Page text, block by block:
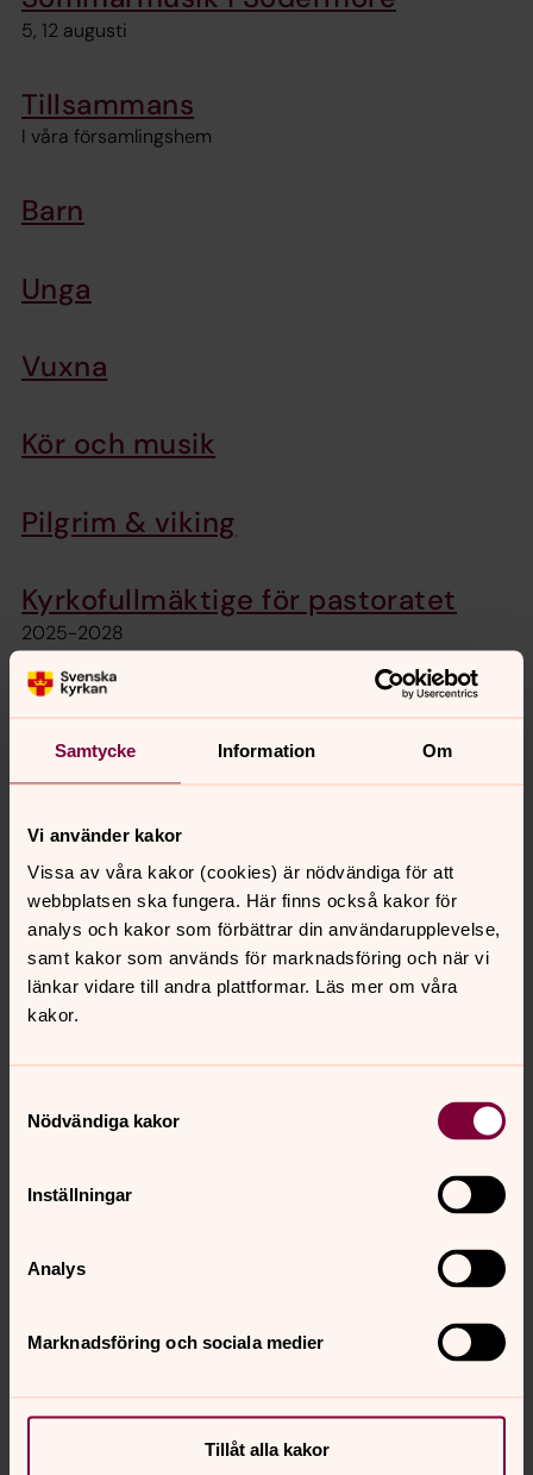
Samtycke Information Om
Vi använder kakor
Vissa av våra kakor (cookies) är nödvändiga för att
webbplatsen ska fungera. Här finns också kakor för
analys och kakor som förbättrar din användarupplevelse,
samt kakor som används för marknadsföring och när vi
länkar vidare till andra plattformar. Läs mer om våra
kakor.
Nödvändiga kakor
Inställningar
Analys
Marknadsföring och sociala medier
Tillåt alla kakor
5, 12 augusti
Tillsammans
I våra församlingshem
Barn
Unga
Vuxna
Kör och musik
Pilgrim & viking
Kyrkofullmäktige för pastoratet
2025-2028
Konfirmation
Vem är Gud och vad är tro? Vad är meningen med livet?
Anmälan till årets konfirmation har öppnat!
Månadsblad och pastoratblad
Helgens gudstjänster
9, 16 augusti
Vill du ha månadsbladet till din e-
post? Anmäl dig här!